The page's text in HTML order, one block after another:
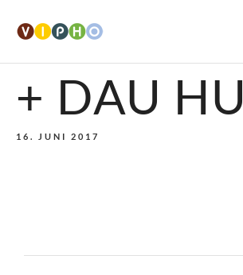
+ DAU HU
16. JUNI 2017